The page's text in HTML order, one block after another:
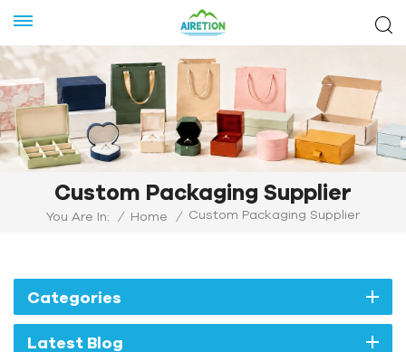
Custom Packaging Supplier
You Are In: / Home / Custom Packaging Supplier
Categories
Latest Blog